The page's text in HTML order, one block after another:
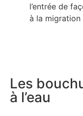
l’entrée de
à la migration
Les
à l’eau